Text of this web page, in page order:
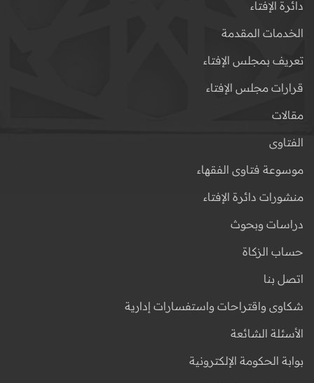
دائرة الإفتاء
الخدمات المقدمة
تعريف بمجلس الإفتاء
قرارات مجلس الإفتاء
مقالات
الفتاوى
موسوعة فتاوى الفقهاء
منشورات دائرة الإفتاء
دراسات وبحوث
حساب الزكاة
اتصل بنا
شكاوى واقتراحات واستفسارات إدارية
الأسئلة الشائعة
بوابة الحكومة الإلكترونية